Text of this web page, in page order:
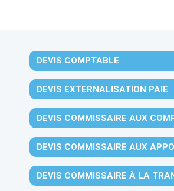
DEVIS COMPTABLE
DEVIS EXTERNALISATION PAIE
DEVIS COMMISSAIRE AUX
DEVIS COMMISSAIRE AUX
DEVIS COMMISSAIRE À LA